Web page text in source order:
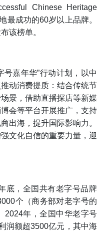
Chinese Heritage
最成功的60岁以上品牌。
该榜单。
号嘉年华”行动计划，以中
动消费提质：结合传统节
景，借助直播探店等新媒
会等平台开展推广，支持
出海，提升国际影响力。
文化自信的重要力量，迎
底，全国共有老字号品牌
个（商务部对老字号的
2024年，全国中华老字号
润额超3500亿元，其中海